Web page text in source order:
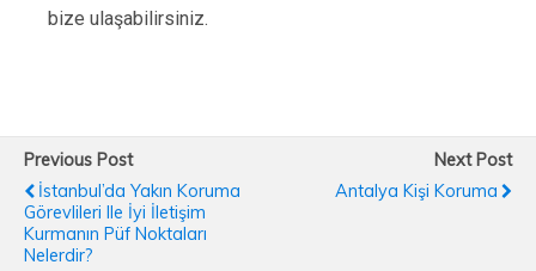
bize ulaşabilirsiniz.
Previous Post
İstanbul’da Yakın Koruma
Görevlileri Ile İyi İletişim
Kurmanın Püf Noktaları
Nelerdir?
Next Post
Antalya Kişi Koruma